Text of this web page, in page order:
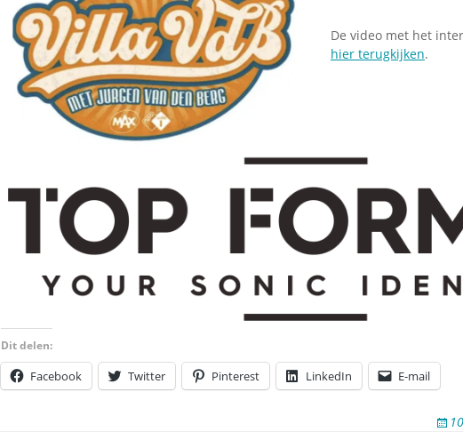
De video met het
hier terugkijken.
Dit delen:
Facebook Twitter Pinterest LinkedIn E-mail